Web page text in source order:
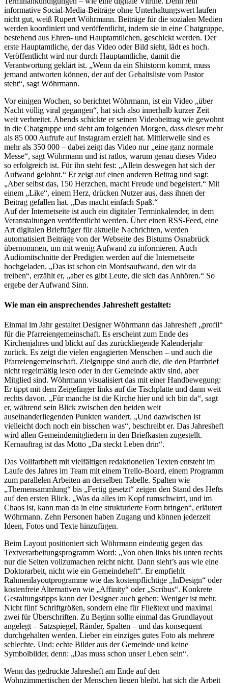
informative Social-Media-Beiträge ohne Unterhaltungswert laufen
nicht gut, weiß Rupert Wöhrmann. Beiträge für die sozialen Medien
werden koordiniert und veröffentlicht, indem sie in eine Chatgruppe,
bestehend aus Ehren- und Hauptamtlichen, geschickt werden. Der
erste Hauptamtliche, der das Video oder Bild sieht, lädt es hoch.
Veröffentlicht wird nur durch Hauptamtliche, damit die
Verantwortung geklärt ist. „Wenn da ein Shitstorm kommt, muss
jemand antworten können, der auf der Gehaltsliste vom Pastor
steht“, sagt Wöhrmann.
Vor einigen Wochen, so berichtet Wöhrmann, ist ein Video „über
Nacht völlig viral gegangen“, hat sich also innerhalb kurzer Zeit
weit verbreitet. Abends schickte er seinen Videobeitrag wie gewohnt
in die Chatgruppe und sieht am folgenden Morgen, dass dieser mehr
als 85 000 Aufrufe auf Instagram erzielt hat. Mittlerweile sind es
mehr als 350 000 – dabei zeigt das Video nur „eine ganz normale
Messe“, sagt Wöhrmann und ist ratlos, warum genau dieses Video
so erfolgreich ist. Für ihn steht fest: „Allein deswegen hat sich der
Aufwand gelohnt.“ Er zeigt auf einen anderen Beitrag und sagt:
„Aber selbst das, 150 Herzchen, macht Freude und begeistert.“ Mit
einem „Like“, einem Herz, drücken Nutzer aus, dass ihnen der
Beitrag gefallen hat. „Das macht einfach Spaß.“
Auf der Internetseite ist auch ein digitaler Terminkalender, in dem
Veranstaltungen veröffentlicht werden. Über einen RSS-Feed, eine
Art digitalen Briefträger für aktuelle Nachrichten, werden
automatisiert Beiträge von der Webseite des Bistums Osnabrück
übernommen, um mit wenig Aufwand zu informieren. Auch
Audiomitschnitte der Predigten werden auf die Internetseite
hochgeladen. „Das ist schon ein Mordsaufwand, den wir da
treiben“, erzählt er, „aber es gibt Leute, die sich das Anhören.“ So
ergebe der Aufwand Sinn.
Wie man ein ansprechendes Jahresheft gestaltet:
Einmal im Jahr gestaltet Designer Wöhrmann das Jahresheft „profil“
für die Pfarreiengemeinschaft. Es erscheint zum Ende des
Kirchenjahres und blickt auf das zurückliegende Kalenderjahr
zurück. Es zeigt die vielen engagierten Menschen – und auch die
Pfarreiengemeinschaft. Zielgruppe sind auch die, die den Pfarrbrief
nicht regelmäßig lesen oder in der Gemeinde aktiv sind, aber
Mitglied sind. Wöhrmann visualisiert das mit einer Handbewegung:
Er tippt mit dem Zeigefinger links auf die Tischplatte und dann weit
rechts davon. „Für manche ist die Kirche hier und ich bin da“, sagt
er, während sein Blick zwischen den beiden weit
auseinanderliegenden Punkten wandert. „Und dazwischen ist
vielleicht doch noch ein bisschen was“, beschreibt er. Das Jahresheft
wird allen Gemeindemitgliedern in den Briefkasten zugestellt.
Kernauftrag ist das Motto „Da steckt Leben drin“.
Das Vollfarbheft mit vielfältigen redaktionellen Texten entsteht im
Laufe des Jahres im Team mit einem Trello-Board, einem Programm
zum parallelen Arbeiten an derselben Tabelle. Spalten wie
„Themensammlung“ bis „Fertig gesetzt“ zeigen den Stand des Hefts
auf den ersten Blick. „Was da alles im Kopf rumschwirrt, und im
Chaos ist, kann man da in eine strukturierte Form bringen“, erläutert
Wöhrmann. Zehn Personen haben Zugang und können jederzeit
Ideen, Fotos und Texte hinzufügen.
Beim Layout positioniert sich Wöhrmann eindeutig gegen das
Textverarbeitungsprogramm Word: „Von oben links bis unten rechts
nur die Seiten vollzumachen reicht nicht. Dann sieht’s aus wie eine
Doktorarbeit, nicht wie ein Gemeindeheft“. Er empfiehlt
Rahmenlayoutprogramme wie das kostenpflichtige „InDesign“ oder
kostenfreie Alternativen wie „Affinity“ oder „Scribus“. Konkrete
Gestaltungstipps kann der Designer auch geben: Weniger ist mehr.
Nicht fünf Schriftgrößen, sondern eine für Fließtext und maximal
zwei für Überschriften. Zu Beginn sollte einmal das Grundlayout
angelegt – Satzspiegel, Ränder, Spalten – und das konsequent
durchgehalten werden. Lieber ein einziges gutes Foto als mehrere
schlechte. Und: echte Bilder aus der Gemeinde und keine
Symbolbilder, denn: „Das muss schon unser Leben sein“.
Wenn das gedruckte Jahresheft am Ende auf den
Wohnzimmertischen der Menschen liegen bleibt, hat sich die Arbeit